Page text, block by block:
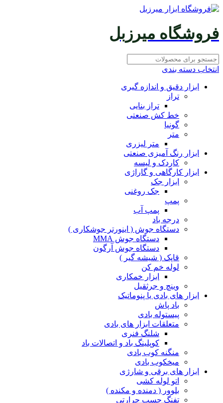
فروشگاه میرزبل
انتخاب دسته بندی
ابزار دقیق و اندازه گیری
تراز
تراز بنایی
خط کش صنعتی
گونیا
متر
متر لیزری
ابزار رنگ آمیزی صنعتی
کاردک و لیسه
ابزار کارگاهی و گاراژی
ابزار جک
جک روغنی
پمپ
پمپ آب
درجه باد
دستگاه جوش ( اینورتر جوشکاری )
دستگاه جوش MMA
دستگاه جوش آرگون
قاپک ( شیشه گیر )
لوله خم کن
ابزار خمکاری
وینچ و جرثقیل
ابزار های بادی یا پنوماتیک
باد پاش
پیستوله بادی
متعلقات ابزار های بادی
شلنگ فنری
کوپلینگ باد و اتصالات باد
منگنه کوب بادی
میخکوب بادی
ابزار های برقی و شارژی
اتو لوله کشی
بلوور ( دمنده و مکنده )
تفنگ چسب حرارتی